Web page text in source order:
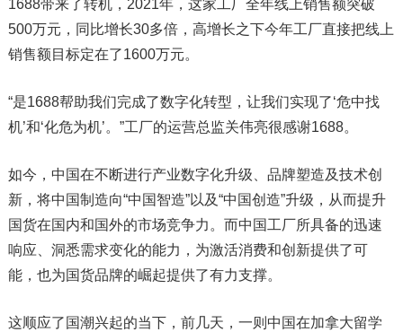
1688带来了转机，2021年，这家工厂全年线上销售额突破
500万元，同比增长30多倍，高增长之下今年工厂直接把线上
销售额目标定在了1600万元。
“是1688帮助我们完成了数字化转型，让我们实现了‘危中找
机’和‘化危为机’。”工厂的运营总监关伟亮很感谢1688。
如今，中国在不断进行产业数字化升级、品牌塑造及技术创
新，将中国制造向“中国智造”以及“中国创造”升级，从而提升
国货在国内和国外的市场竞争力。而中国工厂所具备的迅速
响应、洞悉需求变化的能力，为激活消费和创新提供了可
能，也为国货品牌的崛起提供了有力支撑。
这顺应了国潮兴起的当下，前几天，一则中国在加拿大留学